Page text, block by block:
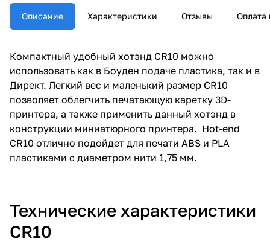
Описание Характеристики Отзывы Оплата
Компактный удобный хотэнд CR10 можно
использовать как в Боуден подаче пластика, так и в
Директ. Легкий вес и маленький размер CR10
позволяет облегчить печатающую каретку 3D-
принтера, а также применить данный хотэнд в
конструкции миниатюрного принтера. Hot-end
CR10 отлично подойдет для печати ABS и PLA
пластиками с диаметром нити 1,75 мм.
Технические характеристики
CR10